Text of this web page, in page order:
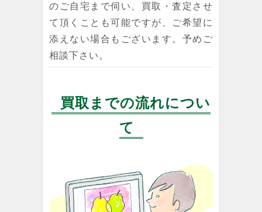
のご自宅まで伺い、買取・査定させ
て頂くことも可能ですが、ご希望に
添えない場合もございます。予めご
相談下さい。
買取までの流れについ
て